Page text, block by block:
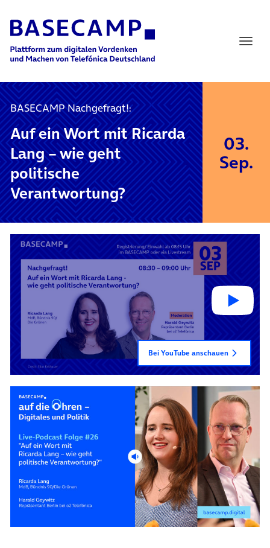
Main Navigation
BASECAMP Nachgefragt!:
Auf ein Wort mit Ricarda
Lang – wie geht
politische
Verantwortung?
03.
Sep.
Bei YouTube anschauen